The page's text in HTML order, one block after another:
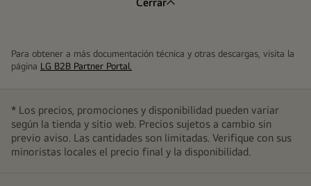
Para obtener a más documentación técnica y otras descargas, visita la
página LG B2B Partner Portal.
* Los precios, promociones y disponibilidad pueden variar
según la tienda y sitio web. Precios sujetos a cambio sin
previo aviso. Las cantidades son limitadas. Verifique con sus
minoristas locales el precio final y la disponibilidad.